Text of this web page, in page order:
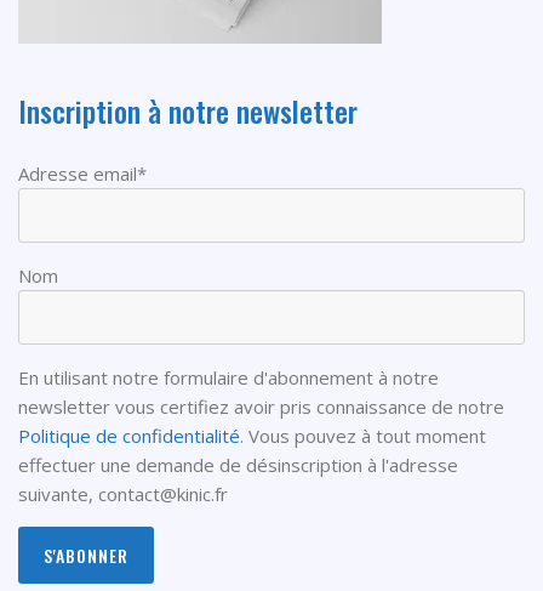
Inscription à notre newsletter
Adresse email*
Nom
En utilisant notre formulaire d'abonnement à notre
newsletter vous certifiez avoir pris connaissance de notre
Politique de confidentialité. Vous pouvez à tout moment
effectuer une demande de désinscription à l'adresse
suivante, contact@kinic.fr